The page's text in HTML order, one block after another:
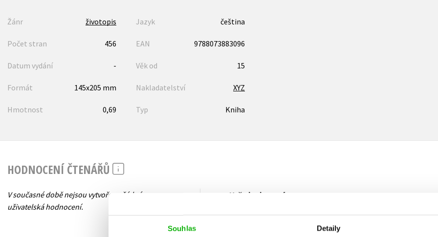
Souhlas Detaily
Žánr životopis Jazyk čeština
Počet stran 456 EAN 9788073883096
Datum vydání - Věk od 15
Formát 145x205 mm Nakladatelství XYZ
Hmotnost 0,69 Typ Kniha
HODNOCENÍ ČTENÁŘŮ
V současné době nejsou vytvořena žádná
uživatelská hodnocení.
Vaše hodnocení